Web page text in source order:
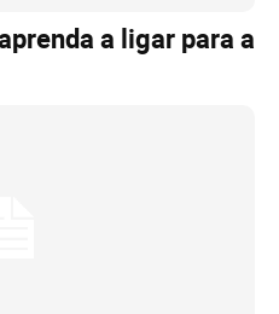
a ligar para a